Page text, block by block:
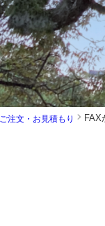
ご注文・お見積もり